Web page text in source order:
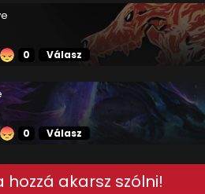
0 Válasz
0 Válasz
hozzá akarsz szólni!